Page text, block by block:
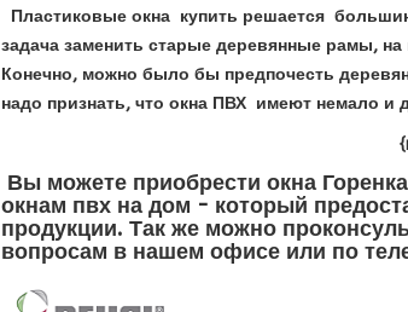
Пластиковые окна купить решается
задача заменить старые деревянные рамы,
Конечно, можно было бы предпочесть
надо признать, что окна ПВХ имеют немало и
Вы можете приобрести окна
окнам пвх на дом - который
продукции. Так же можно
вопросам в нашем офисе или по